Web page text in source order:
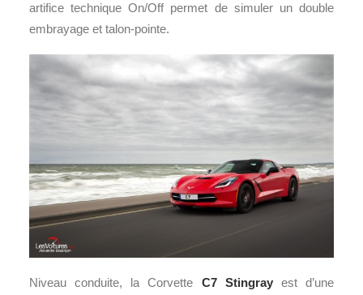
artifice technique On/Off permet de simuler un double
embrayage et talon-pointe.
Niveau conduite, la Corvette C7 Stingrayest d’une